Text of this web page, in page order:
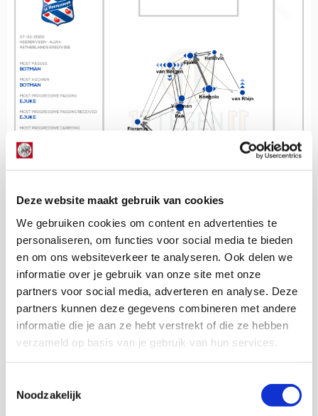
Deze website maakt gebruik van cookies
We gebruiken cookies om content en advertenties te
personaliseren, om functies voor social media te bieden
en om ons websiteverkeer te analyseren. Ook delen we
informatie over je gebruik van onze site met onze
partners voor social media, adverteren en analyse. Deze
partners kunnen deze gegevens combineren met andere
informatie die je aan ze hebt verstrekt of die ze hebben
verzameld op basis van je gebruik van hun services.
Noodzakelijk